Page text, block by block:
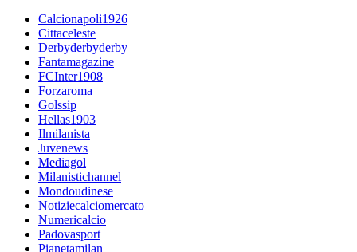
Calcionapoli1926
Cittaceleste
Derbyderbyderby
Fantamagazine
FCInter1908
Forzaroma
Golssip
Hellas1903
Ilmilanista
Juvenews
Mediagol
Milanistichannel
Mondoudinese
Notiziecalciomercato
Numericalcio
Padovasport
Pianetamilan